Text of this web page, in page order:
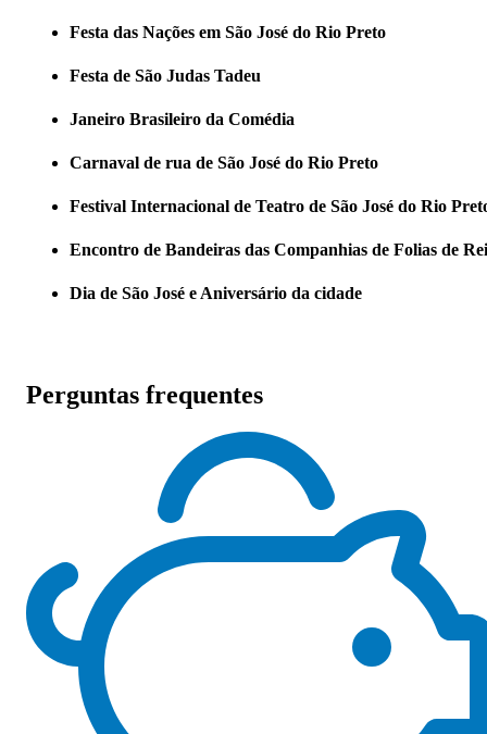
Festa das Nações em São José do Rio Preto
Festa de São Judas Tadeu
Janeiro Brasileiro da Comédia
Carnaval de rua de São José do Rio Preto
Festival Internacional de Teatro de São José do Rio
Encontro de Bandeiras das Companhias de Folias de
Dia de São José e Aniversário da cidade
Perguntas frequentes